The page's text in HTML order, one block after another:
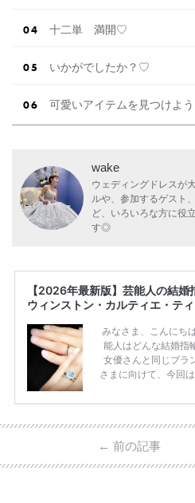
十二単 満開♡
いかがでしたか？♡
可愛いアイテムを見つけよ
wake
ウェディングドレスが
ルや、参加するゲスト
ど、いろいろな方に役
す◎
【2026年最新版】芸能人の結
ウィンストン・カルティエ・テ
みなさま、こんにち
能人はどんな結婚指
女優さんと同じブラ
さまに向けて、今回
ーウィンストンやカ
日本で人気のブラン
・愛用している芸能
← 前の記事